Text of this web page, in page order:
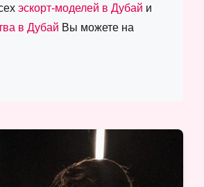
эскорт-моделей в Дубай и
в Дубай Вы можете на